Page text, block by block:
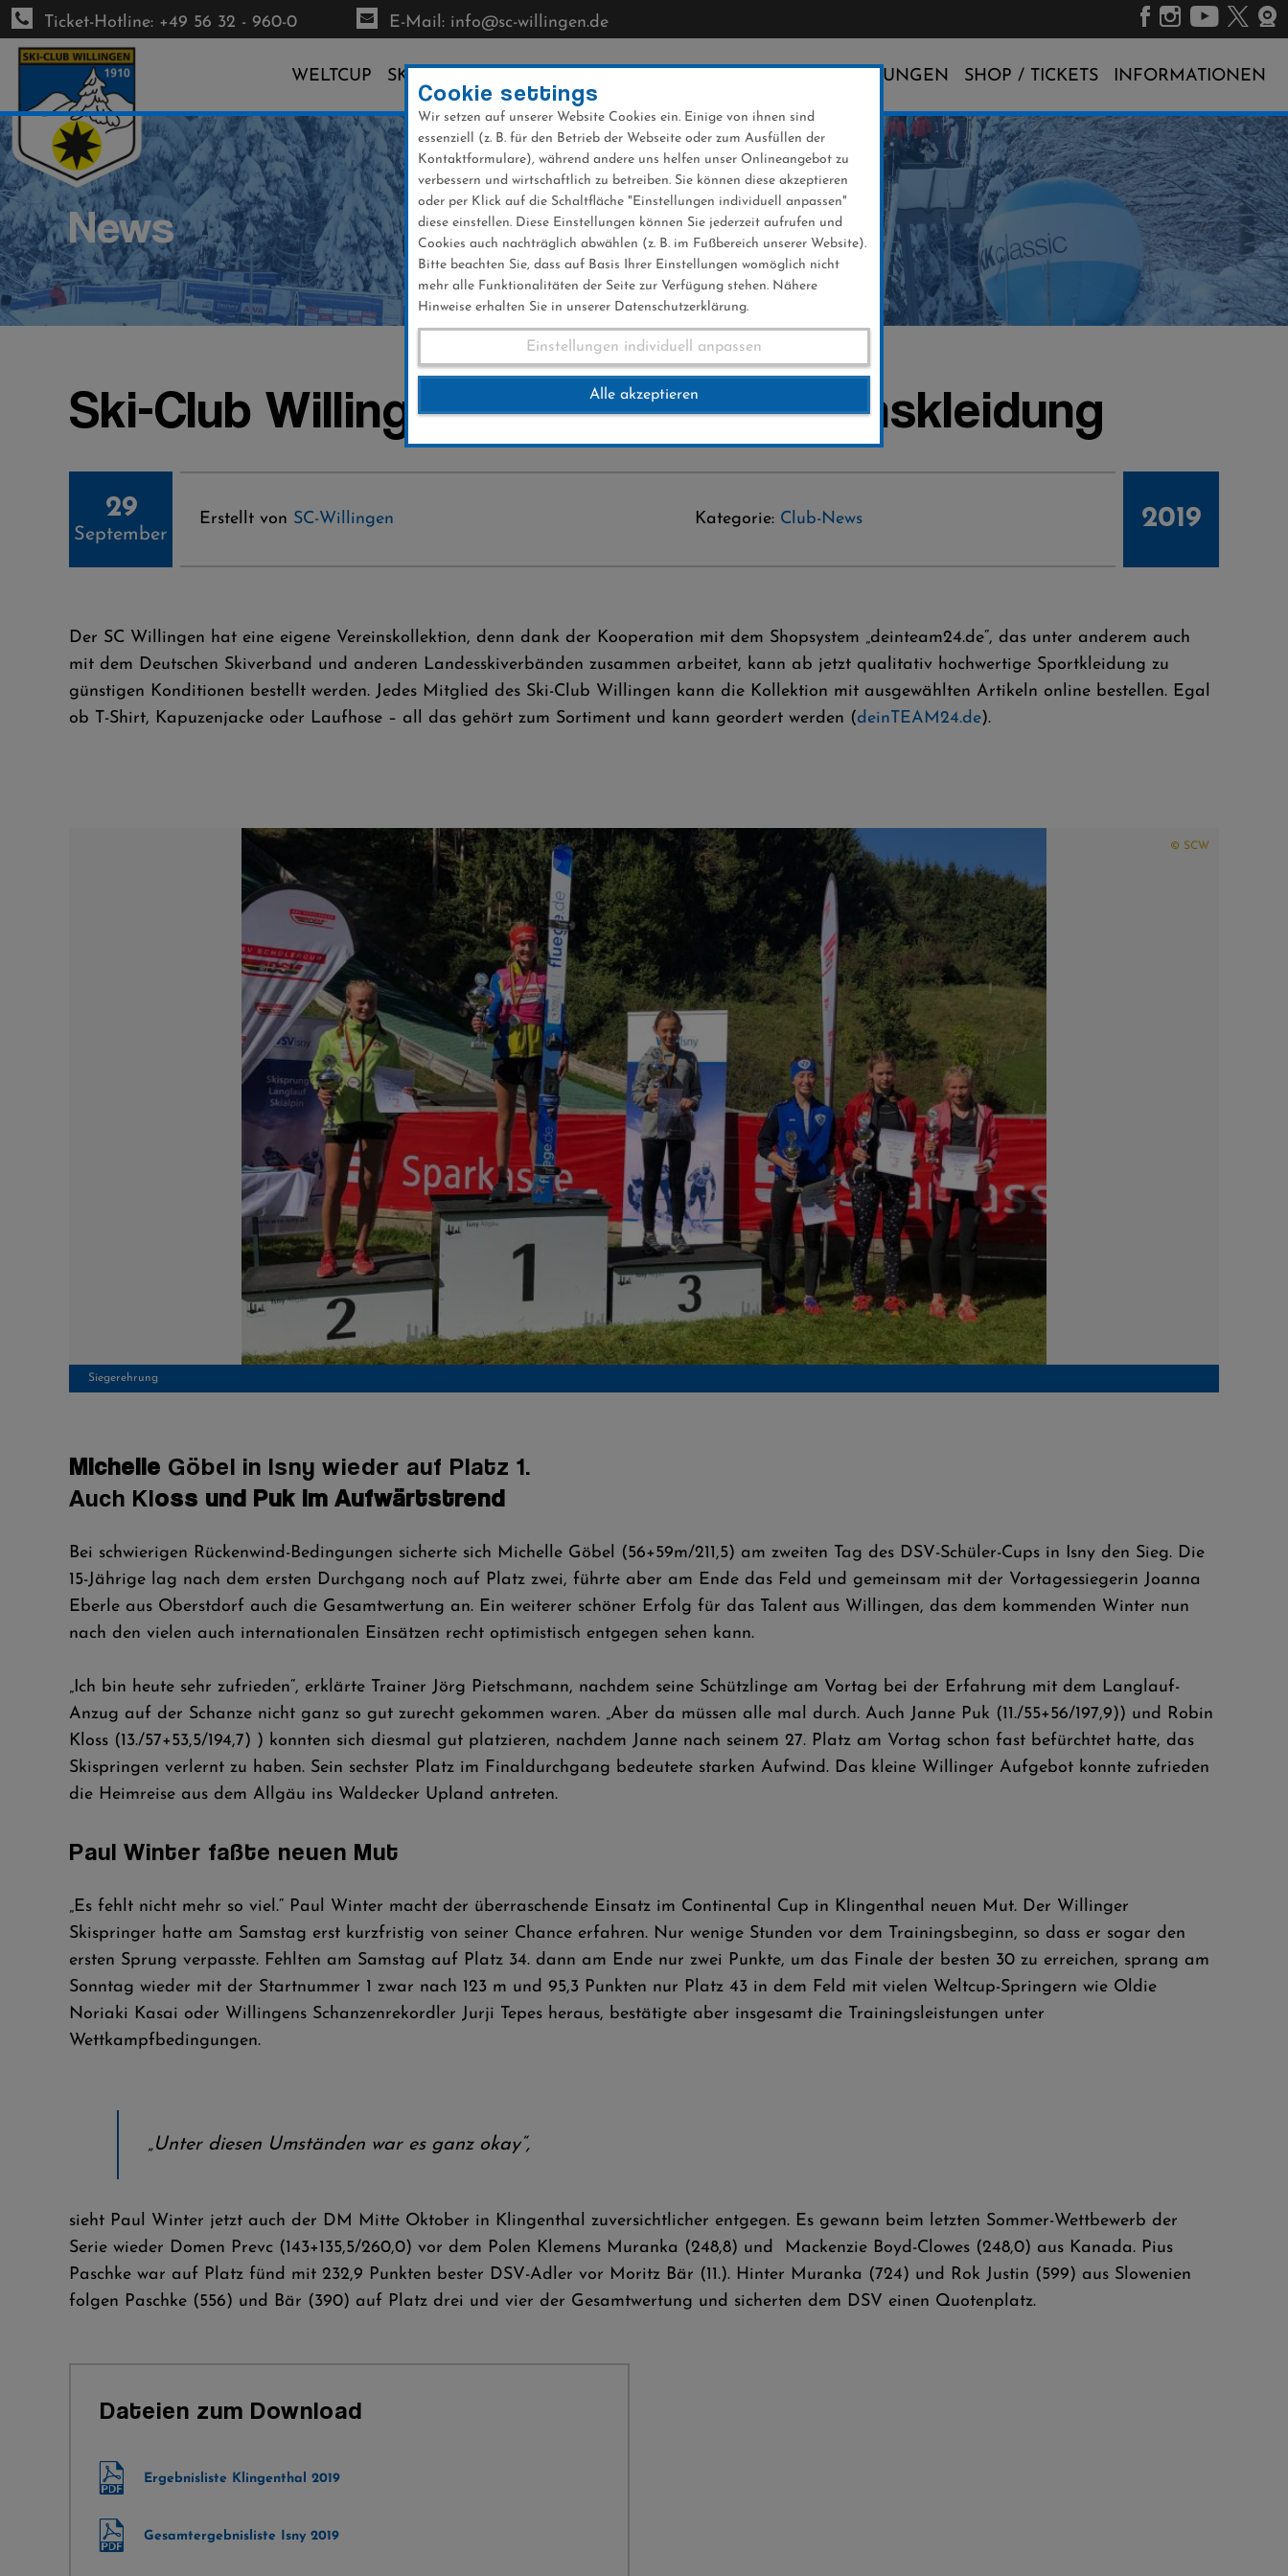
Direkt
zum
Inhalt
Ticket-Hotline: +49 56 32 - 960-0 E-Mail: info@sc-willingen.de
WELTCUP SKI-CLUB VERANSTALTUNGEN SHOP / TICKETS INFORMATIONEN
News
Ski-Club Willingen mit eigener Vereinskleidung
29
September
Erstellt von SC-Willingen Kategorie: Club-News 2019
Der SC Willingen hat eine eigene Vereinskollektion, denn dank der Kooperation mit dem Shopsystem „deinteam24.de“, das unter anderem auch
mit dem Deutschen Skiverband und anderen Landesskiverbänden zusammen arbeitet, kann ab jetzt qualitativ hochwertige Sportkleidung zu
günstigen Konditionen bestellt werden. Jedes Mitglied des Ski-Club Willingen kann die Kollektion mit ausgewählten Artikeln online bestellen. Egal
ob T-Shirt, Kapuzenjacke oder Laufhose – all das gehört zum Sortiment und kann geordert werden (deinTEAM24.de).
Siegerehrung
© SCW
Michelle Göbel in Isny wieder auf Platz 1.
Auch Kloss und Puk im Aufwärtstrend
Bei schwierigen Rückenwind-Bedingungen sicherte sich Michelle Göbel (56+59m/211,5) am zweiten Tag des DSV-Schüler-Cups in Isny den Sieg. Die
15-Jährige lag nach dem ersten Durchgang noch auf Platz zwei, führte aber am Ende das Feld und gemeinsam mit der Vortagessiegerin Joanna
Eberle aus Oberstdorf auch die Gesamtwertung an. Ein weiterer schöner Erfolg für das Talent aus Willingen, das dem kommenden Winter nun
nach den vielen auch internationalen Einsätzen recht optimistisch entgegen sehen kann.
„Ich bin heute sehr zufrieden“, erklärte Trainer Jörg Pietschmann, nachdem seine Schützlinge am Vortag bei der Erfahrung mit dem Langlauf-
Anzug auf der Schanze nicht ganz so gut zurecht gekommen waren. „Aber da müssen alle mal durch. Auch Janne Puk (11./55+56/197,9)) und Robin
Kloss (13./57+53,5/194,7) ) konnten sich diesmal gut platzieren, nachdem Janne nach seinem 27. Platz am Vortag schon fast befürchtet hatte, das
Skispringen verlernt zu haben. Sein sechster Platz im Finaldurchgang bedeutete starken Aufwind. Das kleine Willinger Aufgebot konnte zufrieden
die Heimreise aus dem Allgäu ins Waldecker Upland antreten.
Paul Winter faßte neuen Mut
„Es fehlt nicht mehr so viel.“ Paul Winter macht der überraschende Einsatz im Continental Cup in Klingenthal neuen Mut. Der Willinger
Skispringer hatte am Samstag erst kurzfristig von seiner Chance erfahren. Nur wenige Stunden vor dem Trainingsbeginn, so dass er sogar den
ersten Sprung verpasste. Fehlten am Samstag auf Platz 34. dann am Ende nur zwei Punkte, um das Finale der besten 30 zu erreichen, sprang am
Sonntag wieder mit der Startnummer 1 zwar nach 123 m und 95,3 Punkten nur Platz 43 in dem Feld mit vielen Weltcup-Springern wie Oldie
Noriaki Kasai oder Willingens Schanzenrekordler Jurji Tepes heraus, bestätigte aber insgesamt die Trainingsleistungen unter
Wettkampfbedingungen.
„Unter diesen Umständen war es ganz okay“,
sieht Paul Winter jetzt auch der DM Mitte Oktober in Klingenthal zuversichtlicher entgegen. Es gewann beim letzten Sommer-Wettbewerb der
Serie wieder Domen Prevc (143+135,5/260,0) vor dem Polen Klemens Muranka (248,8) und Mackenzie Boyd-Clowes (248,0) aus Kanada. Pius
Paschke war auf Platz fünd mit 232,9 Punkten bester DSV-Adler vor Moritz Bär (11.). Hinter Muranka (724) und Rok Justin (599) aus Slowenien
folgen Paschke (556) und Bär (390) auf Platz drei und vier der Gesamtwertung und sicherten dem DSV einen Quotenplatz.
Dateien zum Download
Ergebnisliste Klingenthal 2019
Gesamtergebnisliste Isny 2019
Cookie settings
Wir setzen auf unserer Website Cookies ein. Einige von ihnen sind
essenziell (z. B. für den Betrieb der Webseite oder zum Ausfüllen der
Kontaktformulare), während andere uns helfen unser Onlineangebot zu
verbessern und wirtschaftlich zu betreiben. Sie können diese akzeptieren
oder per Klick auf die Schaltfläche "Einstellungen individuell anpassen"
diese einstellen. Diese Einstellungen können Sie jederzeit aufrufen und
Cookies auch nachträglich abwählen (z. B. im Fußbereich unserer Website).
Bitte beachten Sie, dass auf Basis Ihrer Einstellungen womöglich nicht
mehr alle Funktionalitäten der Seite zur Verfügung stehen. Nähere
Hinweise erhalten Sie in unserer Datenschutzerklärung.
Einstellungen individuell anpassen
Alle akzeptieren